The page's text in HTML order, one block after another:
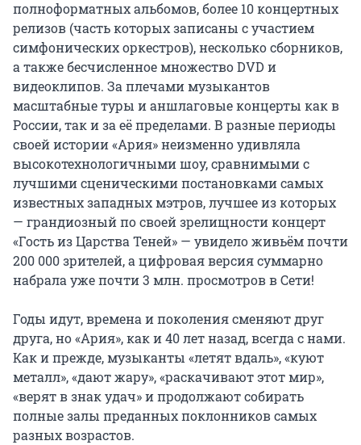
полноформатных альбомов, более 10 концертных
релизов (часть которых записаны с участием
симфонических оркестров), несколько сборников,
а также бесчисленное множество DVD и
видеоклипов. За плечами музыкантов
масштабные туры и аншлаговые концерты как в
России, так и за её пределами. В разные периоды
своей истории «Ария» неизменно удивляла
высокотехнологичными шоу, сравнимыми с
лучшими сценическими постановками самых
известных западных мэтров, лучшее из которых
— грандиозный по своей зрелищности концерт
«Гость из Царства Теней» — увидело живьём почти
200 000 зрителей, а цифровая версия суммарно
набрала уже почти 3 млн. просмотров в Сети!
Годы идут, времена и поколения сменяют друг
друга, но «Ария», как и 40 лет назад, всегда с нами.
Как и прежде, музыканты «летят вдаль», «куют
металл», «дают жару», «раскачивают этот мир»,
«верят в знак удач» и продолжают собирать
полные залы преданных поклонников самых
разных возрастов.